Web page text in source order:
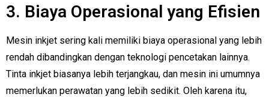
3. Biaya Operasional yang Efisien
Mesin inkjet sering kali memiliki biaya operasional yang lebih
rendah dibandingkan dengan teknologi pencetakan lainnya.
Tinta inkjet biasanya lebih terjangkau, dan mesin ini umumnya
memerlukan perawatan yang lebih sedikit. Oleh karena itu,